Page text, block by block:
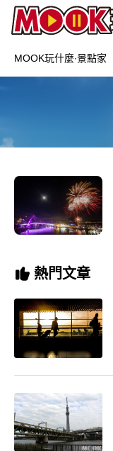
MOOK玩什麼‧景點家
熱門文章